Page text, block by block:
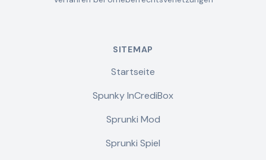
SITEMAP
Startseite
Spunky InCrediBox
Sprunki Mod
Sprunki Spiel